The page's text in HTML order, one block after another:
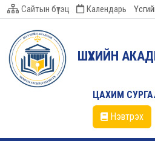
Сайтын бүтэц Календарь
ШҮҮХИЙН
ЦАХИМ
Нэвтрэх